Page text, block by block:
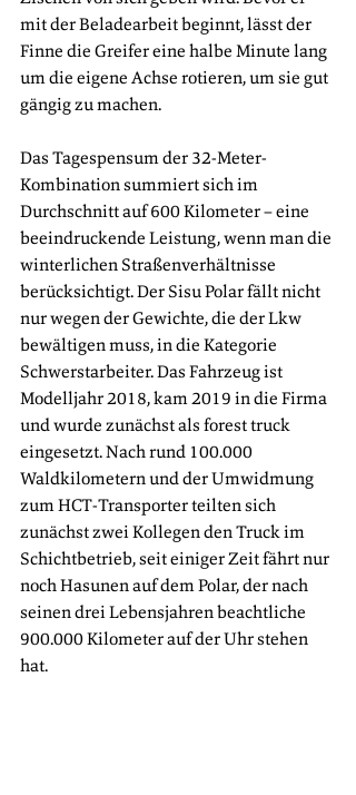
mit der Beladearbeit beginnt, lässt der
Finne die Greifer eine halbe Minute lang
um die eigene Achse rotieren, um sie gut
gängig zu machen.
Das Tagespensum der 32-Meter-
Kombination summiert sich im
Durchschnitt auf 600 Kilometer – eine
beeindruckende Leistung, wenn man die
winterlichen Straßenverhältnisse
berücksichtigt. Der Sisu Polar fällt nicht
nur wegen der Gewichte, die der Lkw
bewältigen muss, in die Kategorie
Schwerstarbeiter. Das Fahrzeug ist
Modelljahr 2018, kam 2019 in die Firma
und wurde zunächst als forest truck
eingesetzt. Nach rund 100.000
Waldkilometern und der Umwidmung
zum HCT-Transporter teilten sich
zunächst zwei Kollegen den Truck im
Schichtbetrieb, seit einiger Zeit fährt nur
noch Hasunen auf dem Polar, der nach
seinen drei Lebensjahren beachtliche
900.000 Kilometer auf der Uhr stehen
hat.